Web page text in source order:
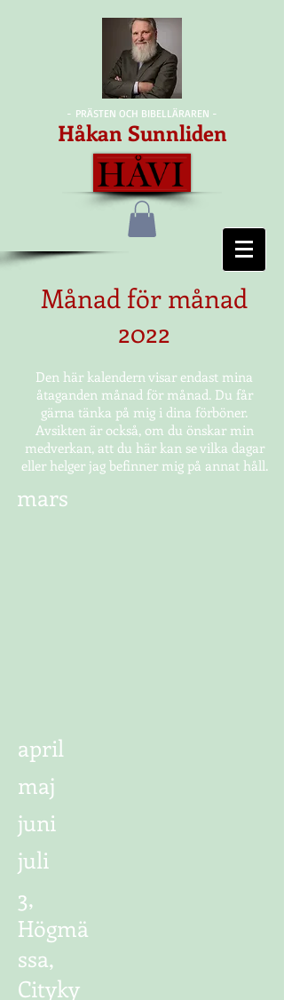
- PRÄSTEN OCH BIBELLÄRAREN -
Håkan Sunnliden
Månad för månad
2022
Den här kalendern visar endast mina
åtaganden månad för månad. Du får
gärna tänka på mig i dina förböner.
Avsikten är också, om du önskar min
medverkan, att du här kan se vilka dagar
eller helger jag befinner mig på annat håll.
mars
april
maj
juni
juli
3,
Högmä
ssa,
Cityky